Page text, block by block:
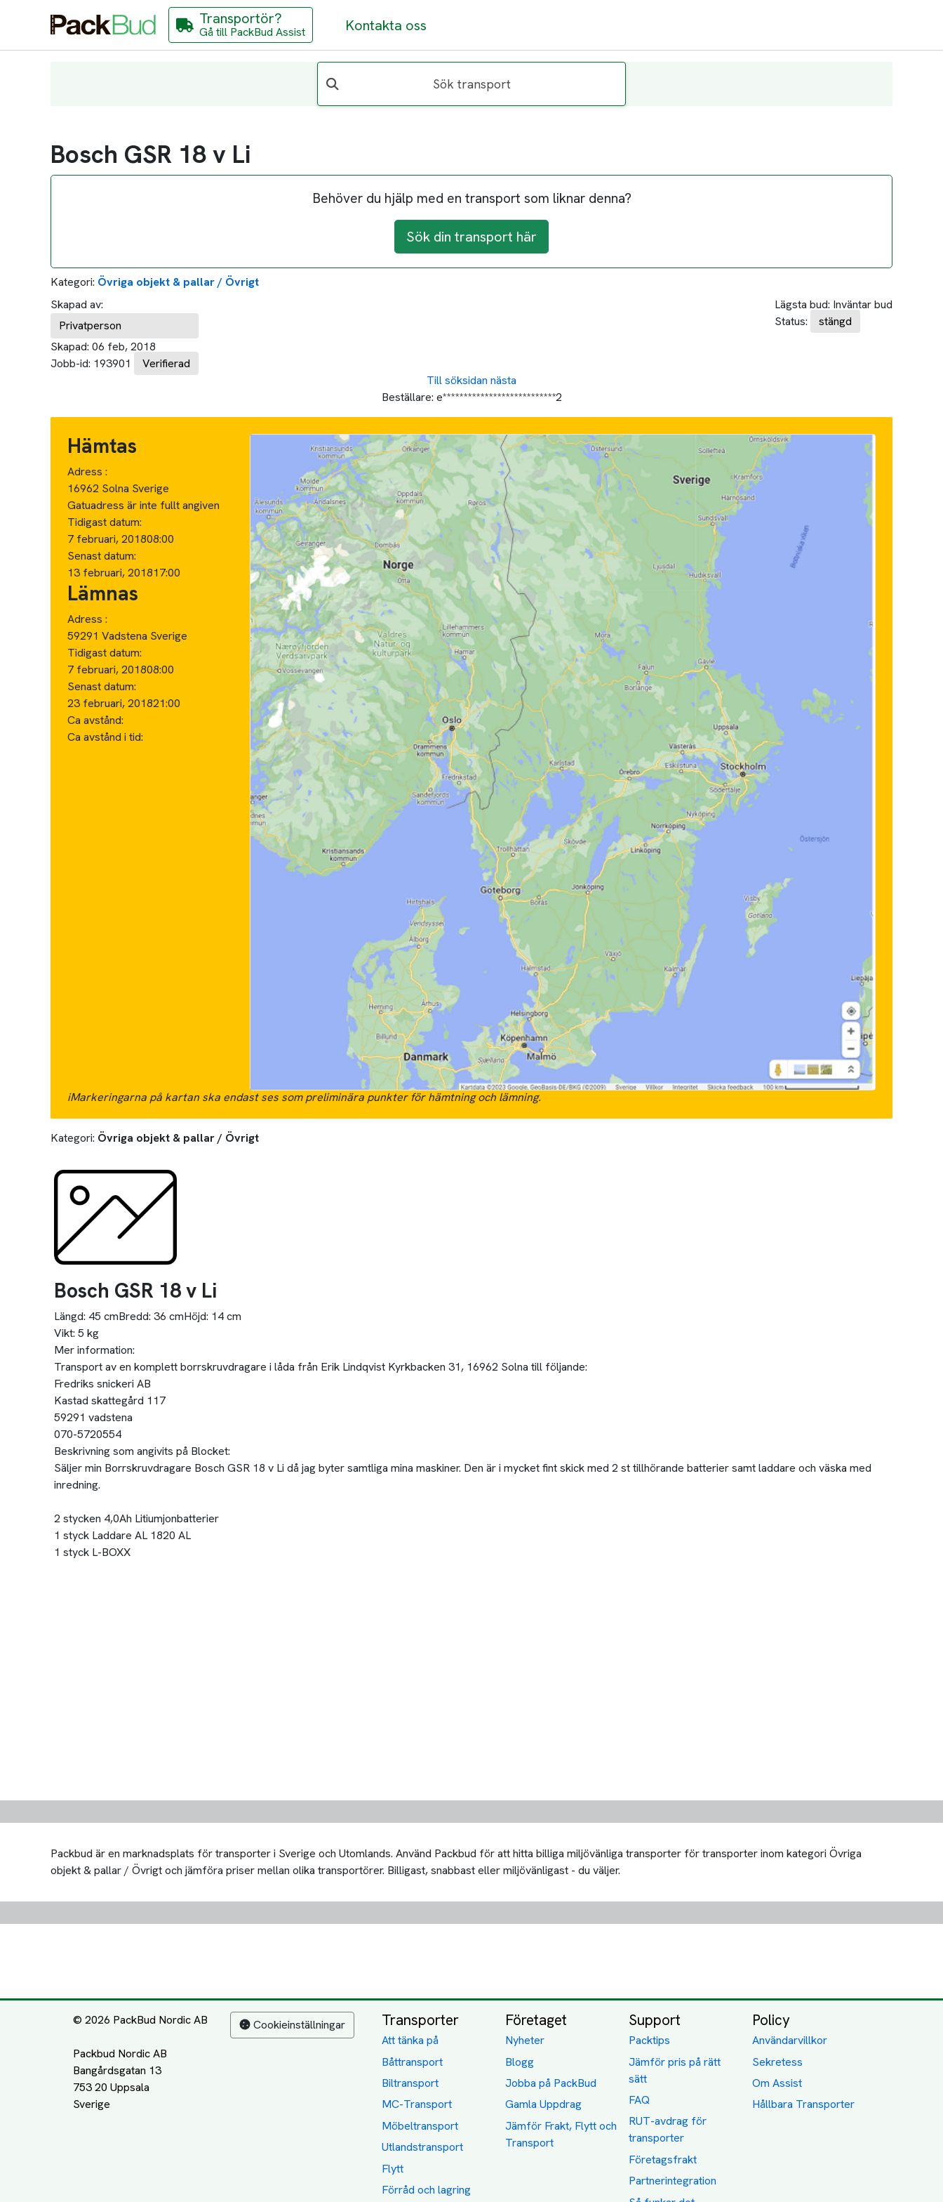
Transportör?
Gå till PackBud Assist Kontakta oss
Sök transport
Bosch GSR 18 v Li
Behöver du hjälp med en transport som liknar denna?
Sök din transport här
Kategori: Övriga objekt & pallar / Övrigt
Skapad av:
Privatperson
Skapad: 06 feb, 2018
Jobb-id: 193901 Verifierad
Lägsta bud: Inväntar bud
Status:
stängd
Till söksidan nästa
Beställare: e***************************2
Hämtas
Adress :
16962 Solna Sverige
Gatuadress är inte fullt angiven
Tidigast datum:
7 februari, 201808:00
Senast datum:
13 februari, 201817:00
Lämnas
Adress :
59291 Vadstena Sverige
Tidigast datum:
7 februari, 201808:00
Senast datum:
23 februari, 201821:00
Ca avstånd:
Ca avstånd i tid:
iMarkeringarna på kartan ska endast ses som preliminära punkter för hämtning och lämning.
Kategori: Övriga objekt & pallar / Övrigt
Bosch GSR 18 v Li
Längd: 45 cmBredd: 36 cmHöjd: 14 cm
Vikt: 5 kg
Mer information:
Transport av en komplett borrskruvdragare i låda från Erik Lindqvist Kyrkbacken 31, 16962 Solna till följande:
Fredriks snickeri AB
Kastad skattegård 117
59291 vadstena
070-5720554
Beskrivning som angivits på Blocket:
Säljer min Borrskruvdragare Bosch GSR 18 v Li då jag byter samtliga mina maskiner. Den är i mycket fint skick med 2 st tillhörande batterier samt laddare och väska med
inredning.
2 stycken 4,0Ah Litiumjonbatterier
1 styck Laddare AL 1820 AL
1 styck L-BOXX
Packbud är en marknadsplats för transporter i Sverige och Utomlands. Använd Packbud för att hitta billiga miljövänliga transporter för transporter inom kategori Övriga
objekt & pallar / Övrigt och jämföra priser mellan olika transportörer. Billigast, snabbast eller miljövänligast - du väljer.
© 2026 PackBud Nordic AB
Packbud Nordic AB
Bangårdsgatan 13
753 20 Uppsala
Cookieinställningar Transporter
Att tänka på
Båttransport
Biltransport
MC-Transport
Möbeltransport
Utlandstransport
Flytt
Förråd och lagring
Företaget
Nyheter
Blogg
Jobba på PackBud
Gamla Uppdrag
Jämför Frakt, Flytt och
Transport
Support
Packtips
Jämför pris på rätt
sätt
FAQ
RUT-avdrag för
transporter
Företagsfrakt
Partnerintegration
Policy
Användarvillkor
Sekretess
Om Assist
Hållbara Transporter